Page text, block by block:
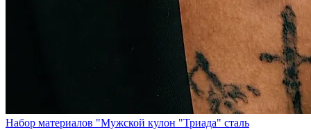
Набор материалов "Мужской кулон "Триада" сталь